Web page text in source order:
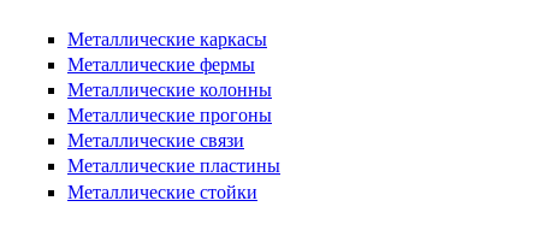
Металлические каркасы
Металлические фермы
Металлические колонны
Металлические прогоны
Металлические связи
Металлические пластины
Металлические стойки